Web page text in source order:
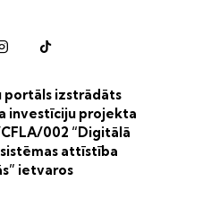
portāls izstrādāts
investīciju projekta
002 “Digitālā
attīstība
ietvaros